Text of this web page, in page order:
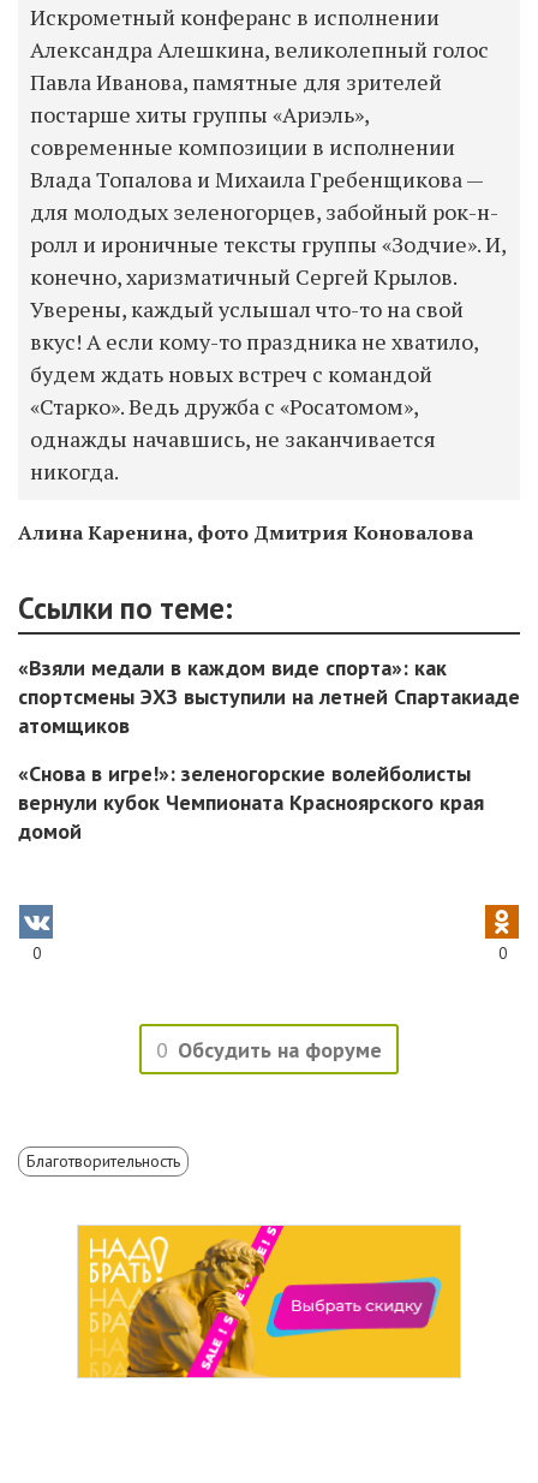
Искрометный конферанс в исполнении
Александра Алешкина, великолепный голос
Павла Иванова, памятные для зрителей
постарше хиты группы «Ариэль»,
современные композиции в исполнении
Влада Топалова и Михаила Гребенщикова —
для молодых зеленогорцев, забойный рок-н-
ролл и ироничные тексты группы «Зодчие». И,
конечно, харизматичный Сергей Крылов.
Уверены, каждый услышал что-то на свой
вкус! А если кому-то праздника не хватило,
будем ждать новых встреч с командой
«Старко». Ведь дружба с «Росатомом»,
однажды начавшись, не заканчивается
никогда.
Алина Каренина, фото Дмитрия Коновалова
Ссылки по теме:
«Взяли медали в каждом виде спорта»: как
спортсмены ЭХЗ выступили на летней Спартакиаде
атомщиков
«Снова в игре!»: зеленогорские волейболисты
вернули кубок Чемпионата Красноярского края
домой
0 0
0 Обсудить на форуме
Благотворительность